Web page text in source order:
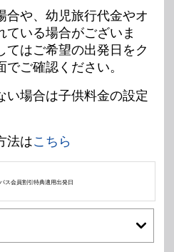
合や、幼児旅行代金やオ
ている場合がございま
てはご希望の出発日をク
でご確認ください。
い場合は子供料金の設定
法はこちら
ス会員割引特典適用出発日